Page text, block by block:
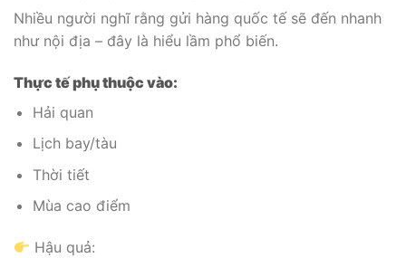
Nhiều người nghĩ rằng gửi hàng quốc tế sẽ đến nhanh
như nội địa – đây là hiểu lầm phổ biến.
Thực tế phụ thuộc vào:
Hải quan
Lịch bay/tàu
Thời tiết
Mùa cao điểm
Hậu quả: